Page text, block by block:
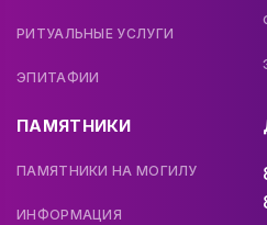
РИТУАЛЬНЫЕ УСЛУГИ
ЭПИТАФИИ
ПАМЯТНИКИ
ПАМЯТНИКИ НА МОГИЛУ
ИНФОРМАЦИЯ